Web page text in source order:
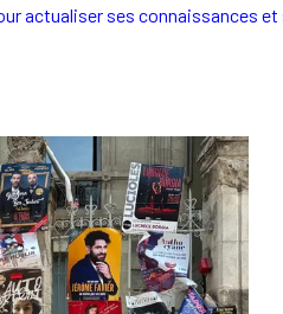
actualiser ses connaissances